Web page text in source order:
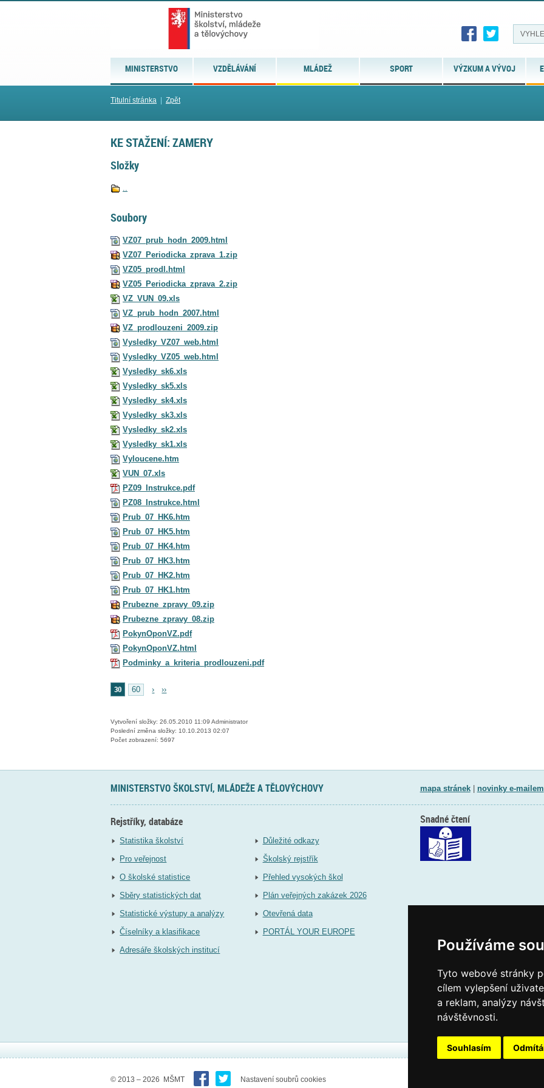
Používáme
Tyto webové stránky
cílem vylepšení
a reklam, analýzy
návštěvnosti.
Souhlasím
MINISTERSTVO VZDĚLÁVÁNÍ MLÁDEŽ SPORT VÝZKUM A VÝVOJ
Titulní stránka Zpět
KE STAŽENÍ: ZAMERY
Složky
..
Soubory
VZ07_prub_hodn_2009.html
VZ07_Periodicka_zprava_1.zip
VZ05_prodl.html
VZ05_Periodicka_zprava_2.zip
VZ_VUN_09.xls
VZ_prub_hodn_2007.html
VZ_prodlouzeni_2009.zip
Vysledky_VZ07_web.html
Vysledky_VZ05_web.html
Vysledky_sk6.xls
Vysledky_sk5.xls
Vysledky_sk4.xls
Vysledky_sk3.xls
Vysledky_sk2.xls
Vysledky_sk1.xls
Vyloucene.htm
VUN_07.xls
PZ09_Instrukce.pdf
PZ08_Instrukce.html
Prub_07_HK6.htm
Prub_07_HK5.htm
Prub_07_HK4.htm
Prub_07_HK3.htm
Prub_07_HK2.htm
Prub_07_HK1.htm
Prubezne_zpravy_09.zip
Prubezne_zpravy_08.zip
PokynOponVZ.pdf
PokynOponVZ.html
Podminky_a_kriteria_prodlouzeni.pdf
30 60 › ››
Vytvoření složky: 26.05.2010 11:09 Administrator
Poslední změna složky: 10.10.2013 02:07
Počet zobrazení: 5697
MINISTERSTVO ŠKOLSTVÍ, MLÁDEŽE A TĚLOVÝCHOVY mapa stránek| novinky e-mailem
Rejstříky, databáze
Statistika školství
Pro veřejnost
O školské statistice
Sběry statistických dat
Statistické výstupy a analýzy
Číselníky a klasifikace
Adresáře školských institucí
Důležité odkazy
Školský rejstřík
Přehled vysokých škol
Plán veřejných zakázek 2026
Otevřená data
PORTÁL YOUR EUROPE
Snadné čtení
© 2013 – 2026 MŠMT Nastavení soubrů cookies